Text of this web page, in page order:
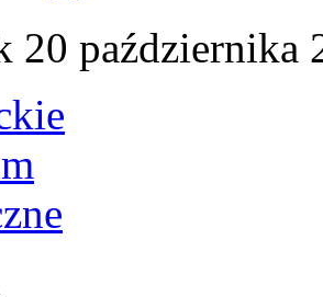
20 października